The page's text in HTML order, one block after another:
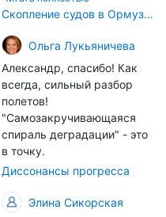
корпусах активно
организмы, и потом они
могут быть перенесены в
другие регионы. Поэтому
проблема вполне реальная
— просто я бы говорила не
о неизбежной катастрофе,
а о повышенном риске,
который нельзя
игнорировать. А так да 👍
Скопление судов в Ормузском проливе грозит катастрофическим распространением инвазивных видов
Ольга Лукьяничева
Александр, спасибо! Как
всегда, сильный разбор
полетов!
"Самозакручивающаяся
спираль деградации" - это
в точку.
Диссонансы прогресса
Элина Сикорская